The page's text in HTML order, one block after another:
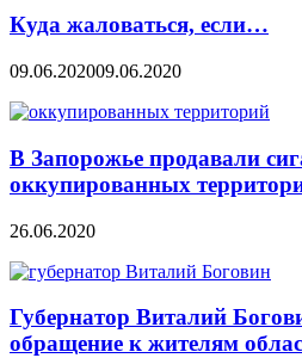
Куда жаловаться, если…
09.06.202009.06.2020
В Запорожье продавали
оккупированных
26.06.2020
Губернатор Виталий
обращение к жителям